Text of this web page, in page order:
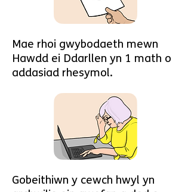
Mae rhoi gwybodaeth mewn
Hawdd ei Ddarllen yn 1 math o
addasiad rhesymol.
Gobeithiwn y cewch hwyl yn